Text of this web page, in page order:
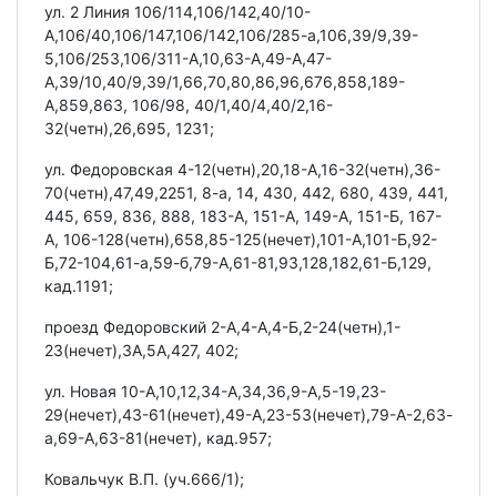
ул. 2 Линия 106/114,106/142,40/10-
А,106/40,106/147,106/142,106/285-а,106,39/9,39-
5,106/253,106/311-А,10,63-А,49-А,47-
А,39/10,40/9,39/1,66,70,80,86,96,676,858,189-
А,859,863, 106/98, 40/1,40/4,40/2,16-
32(четн),26,695, 1231;
ул. Федоровская 4-12(четн),20,18-А,16-32(четн),36-
70(четн),47,49,2251, 8-а, 14, 430, 442, 680, 439, 441,
445, 659, 836, 888, 183-А, 151-А, 149-А, 151-Б, 167-
А, 106-128(четн),658,85-125(нечет),101-А,101-Б,92-
Б,72-104,61-а,59-б,79-А,61-81,93,128,182,61-Б,129,
кад.1191;
проезд Федоровский 2-А,4-А,4-Б,2-24(четн),1-
23(нечет),3А,5А,427, 402;
ул. Новая 10-А,10,12,34-А,34,36,9-А,5-19,23-
29(нечет),43-61(нечет),49-А,23-53(нечет),79-А-2,63-
а,69-А,63-81(нечет), кад.957;
Ковальчук В.П. (уч.666/1);